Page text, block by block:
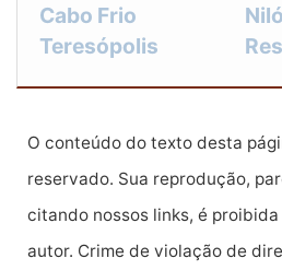
Cabo Frio
Teresópolis
O conteúdo do texto desta
reservado. Sua reprodução,
citando nossos links, é
autor. Crime de violação de